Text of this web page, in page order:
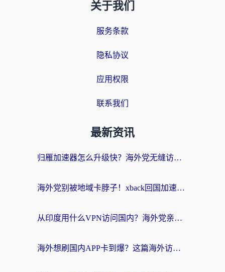
关于我们
服务条款
隐私协议
应用权限
联系我们
最新资讯
归雁加速器怎么升级快？海外党无缝访问国内资源的全攻略（附免费VPN推荐Dcard热门款）
海外党别被地域卡脖子！xback回国加速器选择全攻略，轻松刷剧玩国服
从印度用什么VPN访问国内？海外党亲测的无缝回国上网指南
海外想刷国内APP卡到爆？这篇海外访问国内服务器加速指南帮你解决所有问题